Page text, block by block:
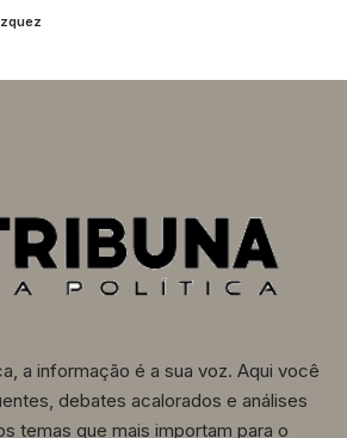
a informação é a sua voz. Aqui você
debates acalorados e análises
temas que mais importam para o